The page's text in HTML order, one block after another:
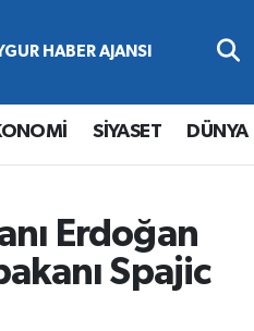
SİYASET DÜNYA
Erdoğan
Spajic
ve Fikstür